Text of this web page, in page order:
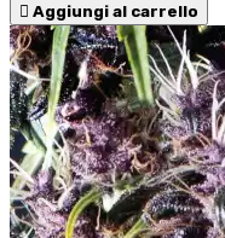
 Aggiungi al carrello